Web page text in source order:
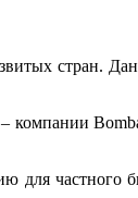
стран.
– компании
частного